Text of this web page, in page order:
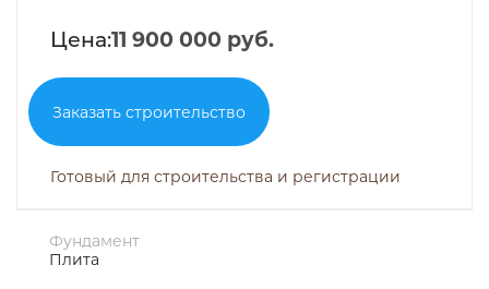
Цена:11 900 000 руб.
Заказать строительство
Готовый для строительства и регистрации
Фундамент
Плита